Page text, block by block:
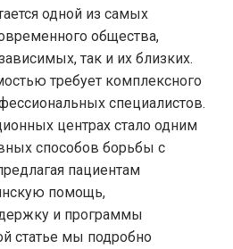
одной из самых
общества,
так и их близких.
требует комплексного
специалистов.
центрах стало одним
способов борьбы с
пациентам
помощь,
и программы
статье мы подробно